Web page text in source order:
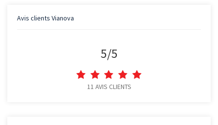
Avis clients Vianova
5/5
11 AVIS CLIENTS